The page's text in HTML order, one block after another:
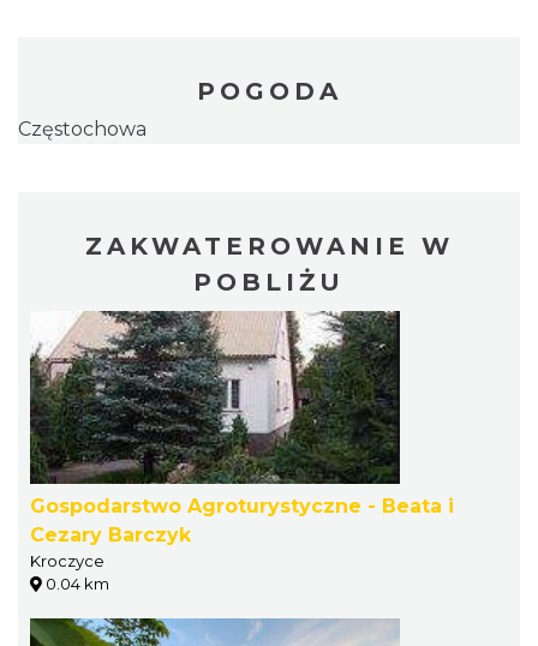
POGODA
Częstochowa
ZAKWATEROWANIE W
POBLIŻU
Gospodarstwo Agroturystyczne - Beata i
Cezary Barczyk
Kroczyce
0.04 km